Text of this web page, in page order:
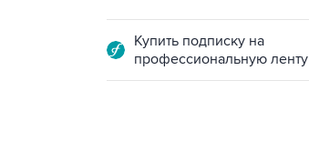
Купить подписку на
профессиональную ленту